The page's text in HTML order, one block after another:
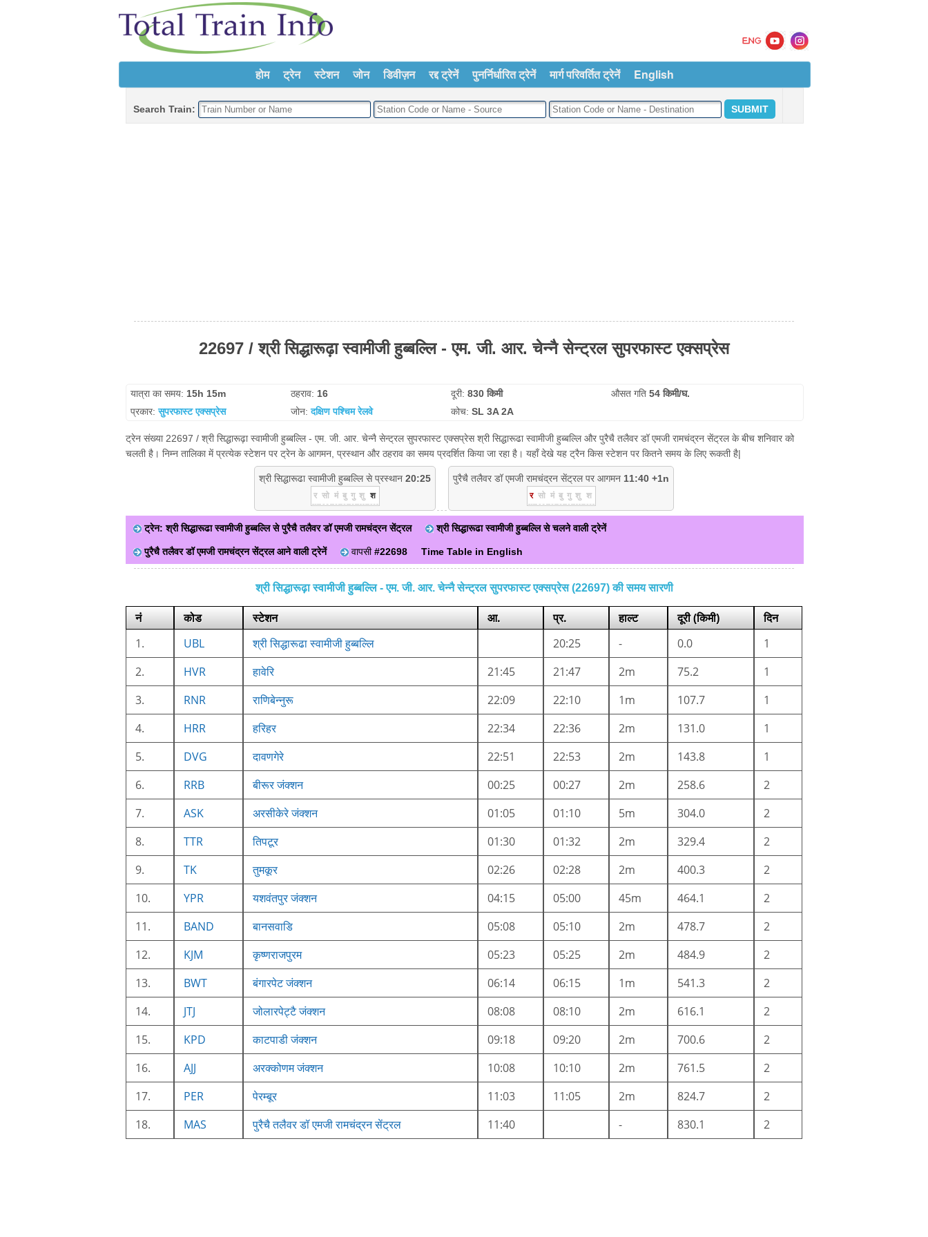
होम ट्रेन स्टेशन जोन डिवीज़न रद्द ट्रेनें पुनर्निर्धारित ट्रेनें मार्ग परिवर्तित ट्रेनें English
Search Train:
22697 / श्री सिद्धारूढ़ा स्वामीजी हुब्बल्लि - एम. जी. आर. चेन्नै सेन्ट्रल सुपरफास्ट एक्सप्रेस‌
यात्रा का समय: 15h 15m ठहराव: 16 दूरी: 830 किमी औसत गति 54 किमी/घ.
प्रकार:सुपरफास्ट एक्सप्रेस जोन:दक्षिण पश्चिम रेलवे कोच: SL 3A 2A
ट्रेन संख्या 22697 / श्री सिद्धारूढ़ा स्वामीजी हुब्बल्लि - एम. जी. आर. चेन्नै सेन्ट्रल सुपरफास्ट एक्सप्रेस‌ श्री सिद्धारूढा स्वामीजी हुब्बल्लि और पुरैचै तलैवर डॉ एमजी रामचंद्रन सेंट्रल के बीच शनिवार को
चलती है। निम्न तालिका में प्रत्येक स्टेशन पर ट्रेन के आगमन, प्रस्थान और ठहराव का समय प्रदर्शित किया जा रहा है। यहाँ देखे यह ट्रैन किस स्टेशन पर कितने समय के लिए रूकती है|
श्री सिद्धारूढा स्वामीजी हुब्बल्लि से प्रस्थान 20:25
र सो मं बु गु शु श
पुरैचै तलैवर डॉ एमजी रामचंद्रन सेंट्रल पर आगमन 11:40 +1n
र सो मं बु गु शु श
ट्रेन: श्री सिद्धारूढा स्वामीजी हुब्बल्लि से पुरैचै तलैवर डॉ एमजी रामचंद्रन सेंट्रल श्री सिद्धारूढा स्वामीजी हुब्बल्लि से चलने वाली ट्रेनें
पुरैचै तलैवर डॉ एमजी रामचंद्रन सेंट्रल आने वाली ट्रेनें वापसी#22698 Time Table in English
श्री सिद्धारूढ़ा स्वामीजी हुब्बल्लि - एम. जी. आर. चेन्नै सेन्ट्रल सुपरफास्ट एक्सप्रेस‌ (22697) की समय सारणी
नं कोड स्टेशन आ. प्र. हाल्ट दूरी (किमी)
दिन
1.
UBL श्री सिद्धारूढा स्वामीजी हुब्बल्लि 20:25 - 0.0
1
2.
HVR हावेरि 21:45 21:47 2m 75.2
1
3.
RNR राणिबेन्नुरू 22:09 22:10 1m 107.7
1
4.
HRR हरिहर 22:34 22:36 2m 131.0
1
5.
DVG दावणगेरे 22:51 22:53 2m 143.8
1
6.
RRB बीरूर जंक्शन 00:25 00:27 2m 258.6
2
7.
ASK अरसीकेरे जंक्शन 01:05 01:10 5m 304.0
2
8.
TTR तिपटूर 01:30 01:32 2m 329.4
2
9.
TK तुमकूर 02:26 02:28 2m 400.3
2
10.
YPR यशवंतपुर जंक्शन 04:15 05:00 45m 464.1
2
11.
BAND बानसवाडि 05:08 05:10 2m 478.7
2
12.
KJM कृष्णराजपुरम 05:23 05:25 2m 484.9
2
13.
BWT बंगारपेट जंक्शन 06:14 06:15 1m 541.3
2
14.
JTJ जोलारपेट्टै जंक्शन 08:08 08:10 2m 616.1
2
15.
KPD काटपाडी जंक्शन 09:18 09:20 2m 700.6
2
16.
AJJ अरक्कोणम जंक्शन 10:08 10:10 2m 761.5
2
17.
PER पेरम्बूर 11:03 11:05 2m 824.7
2
18.
MAS पुरैचै तलैवर डॉ एमजी रामचंद्रन सेंट्रल 11:40 - 830.1 2